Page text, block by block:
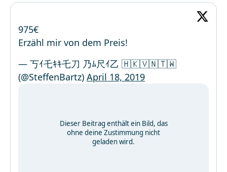
975€
Erzähl mir von dem Preis!
— 丂ｲ乇ｷｷ乇刀 乃ﾑ尺ｲ乙 🇭🇰🇻🇳🇹🇼
(@SteffenBartz) April 18, 2019
Dieser Beitrag enthält ein Bild, das
ohne deine Zustimmung nicht
geladen wird.